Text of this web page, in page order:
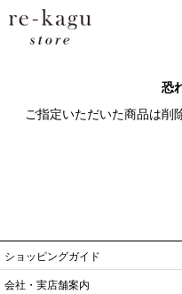
恐
ご指定いただいた商品は削
ショッピングガイド
会社・実店舗案内